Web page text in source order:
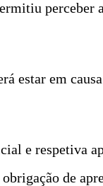
perceber
estar em
e respetiva
de